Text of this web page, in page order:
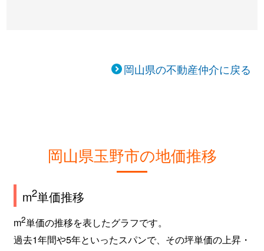
岡山県の不動産仲介に戻る
岡山県玉野市の地価推移
m2単価推移
m2単価の推移を表したグラフです。
過去1年間や5年といったスパンで、その坪単価の上昇・